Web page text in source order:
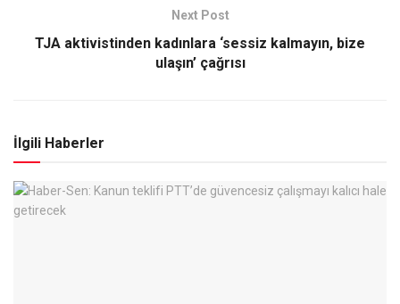
Next Post
TJA aktivistinden kadınlara ‘sessiz kalmayın, bize
ulaşın’ çağrısı
İlgili Haberler